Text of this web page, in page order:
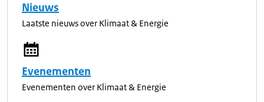
Nieuws
Laatste nieuws over Klimaat & Energie
Evenementen
Evenementen over Klimaat & Energie